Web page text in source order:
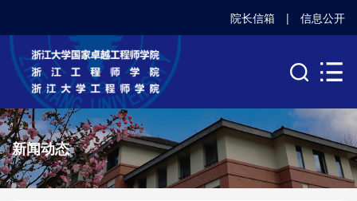
院长信箱 | 信息公开
新闻动态